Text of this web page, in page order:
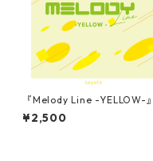
『Melody Line -YELLOW-』
¥2,500